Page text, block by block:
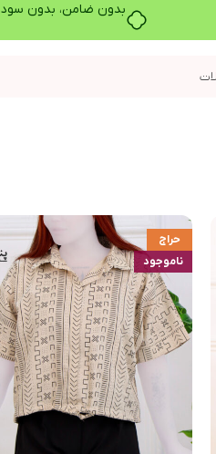
بدون ضامن، بدون سود
حراج
ناموجود